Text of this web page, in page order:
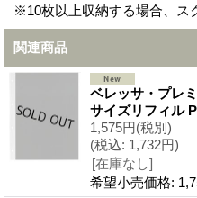
※10枚以上収納する場合、ス
関連商品
ベレッサ・プレ
サイズリフィル
1,575円(税別)
(税込: 1,732円)
[在庫なし]
希望小売価格: